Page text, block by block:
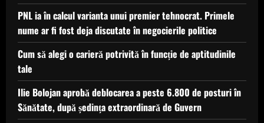
PNL ia în calcul varianta unui premier tehnocrat. Primele
nume ar fi fost deja discutate în negocierile politice
Cum să alegi o carieră potrivită în funcție de aptitudinile
tale
Ilie Bolojan aprobă deblocarea a peste 6.800 de posturi în
Sănătate, după ședința extraordinară de Guvern